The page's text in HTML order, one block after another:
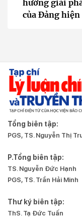
hướng giải
của Đảng hiện
Tổng biên tập:
PGS, TS. Nguyễn Thị
P.Tổng biên tập:
TS. Nguyễn Đức Hạnh
PGS, TS. Trần Hải Minh
Thư ký biên tập:
ThS. Tạ Đức Tuấn